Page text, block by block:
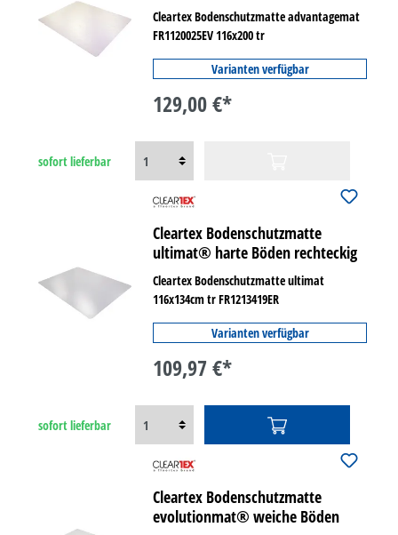
rechteckig
Cleartex Bodenschutzmatte advantagemat
FR1120025EV 116x200 tr
Varianten verfügbar
129,00 €*
sofort lieferbar
Cleartex Bodenschutzmatte
ultimat® harte Böden rechteckig
Cleartex Bodenschutzmatte ultimat
116x134cm tr FR1213419ER
Varianten verfügbar
109,97 €*
sofort lieferbar
Cleartex Bodenschutzmatte
evolutionmat® weiche Böden